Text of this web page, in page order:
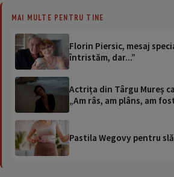
MAI MULTE PENTRU TINE
Florin Piersic, mesaj
întristăm, dar...”
Actrița din Târgu Mureș
„Am râs, am plâns, am
Pastila Wegovy pentru